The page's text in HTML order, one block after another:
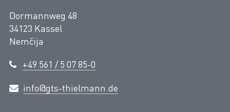
Dormannweg 48
34123 Kassel
Nemčija
+49 561 / 5 07 85-0
info@gts-thielmann.de